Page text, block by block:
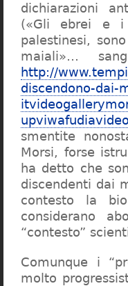
dichiarazioni
(«Gli ebrei e i
palestinesi,
maiali»…
http://
discendono-dai-
smentite
Morsi, forse
ha detto che
discendenti dai
contesto la
considerano
“contesto”
Comunque i
molto